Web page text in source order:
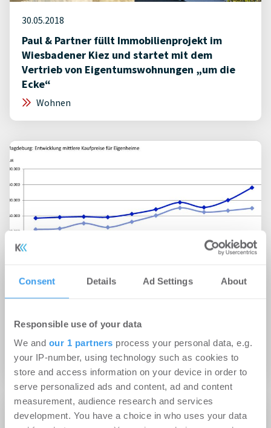
Consent Details Ad Settings About
Responsible use of your data
We and our 1 partners process your personal data, e.g.
your IP-number, using technology such as cookies to
store and access information on your device in order to
serve personalized ads and content, ad and content
measurement, audience research and services
development. You have a choice in who uses your data
30.05.2018
Paul & Partner füllt Immobilienprojekt im
Wiesbadener Kiez und startet mit dem
Vertrieb von Eigentumswohnungen „um die
Ecke“
Wohnen
AENGEVELT sieht rege Nachfrage nach
Einfamilienhäusern im Magdeburger Umland
Wohnen | Märkte